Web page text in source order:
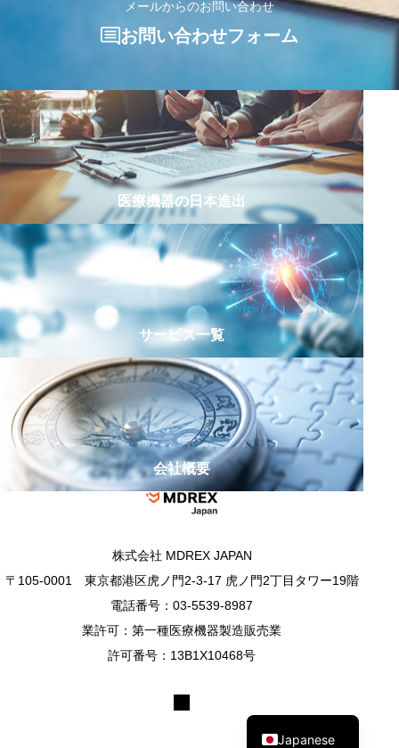
メールからのお問い合わせ
お問い合わせフォーム
医療機器の日本進出
サービス一覧
会社概要
株式会社 MDREX JAPAN
〒105-0001 東京都港区虎ノ門2-3-17 虎ノ門2丁目タワー19階
電話番号：03-5539-8987
業許可：第一種医療機器製造販売業
許可番号：13B1X10468号
© 2025-2026 MDREX JAPAN Co.,Ltd.Japanese